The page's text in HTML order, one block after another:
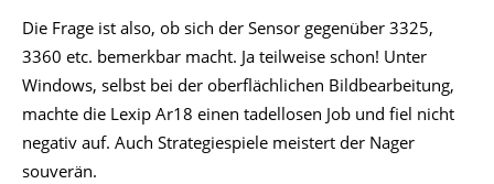
Die Frage ist also, ob sich der Sensor gegenüber 3325,
3360 etc. bemerkbar macht. Ja teilweise schon! Unter
Windows, selbst bei der oberflächlichen Bildbearbeitung,
machte die Lexip Ar18 einen tadellosen Job und fiel nicht
negativ auf. Auch Strategiespiele meistert der Nager
souverän.